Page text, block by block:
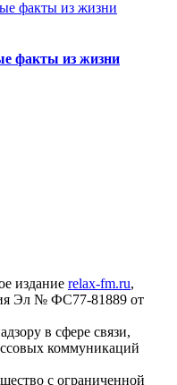
факты из жизни
издание relax-fm.ru,
Эл № ФС77-81889 от
в сфере связи,
коммуникаций
с ограниченной